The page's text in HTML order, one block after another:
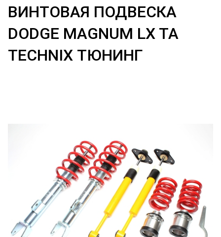
ВИНТОВАЯ ПОДВЕСКА
DODGE MAGNUM LX TA
TECHNIX ТЮНИНГ